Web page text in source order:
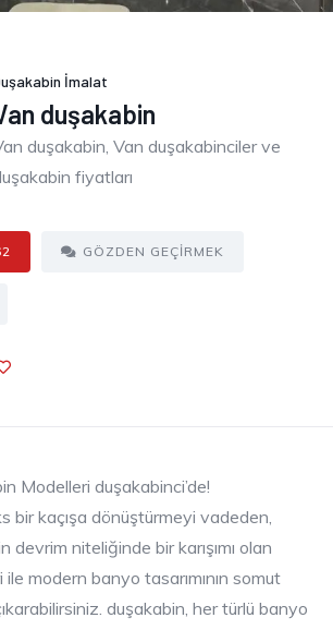
İmalat
duşakabin
duşakabin, Van duşakabinciler ve
fiyatları
GÖZDEN GEÇIRMEK
Modelleri duşakabinci’de!
bir kaçışa dönüştürmeyi vadeden,
niteliğinde bir karışımı olan
modern banyo tasarımının somut
duşakabin, her türlü banyo